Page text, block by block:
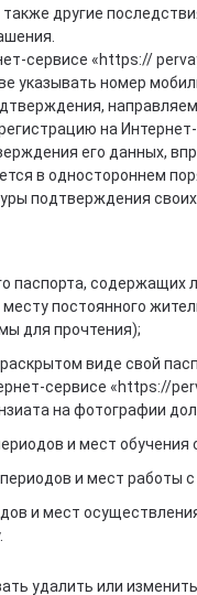
другие
сервисе «https://
указывать номер
на
его данных,
в одностороннем
подтверждения
паспорта, содержащих
постоянного
для прочтения);
виде свой
сервисе «https://
на фотографии
и мест
и мест
и мест
удалить или